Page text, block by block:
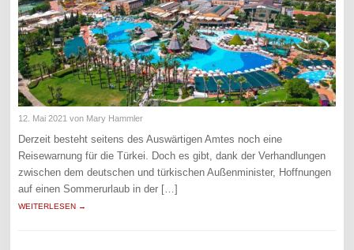
12. Mai 2021 von Mary Hammler
Derzeit besteht seitens des Auswärtigen Amtes noch eine
Reisewarnung für die Türkei. Doch es gibt, dank der Verhandlungen
zwischen dem deutschen und türkischen Außenminister, Hoffnungen
auf einen Sommerurlaub in der […]
WEITERLESEN →